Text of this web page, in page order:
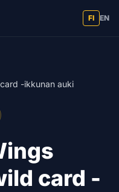
FI EN
-ikkunan auki
card -